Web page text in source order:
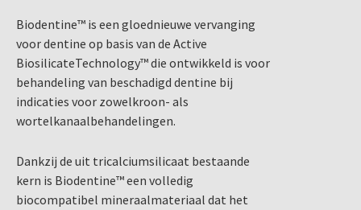
Biodentine™ is een gloednieuwe vervanging
voor dentine op basis van de Active
BiosilicateTechnology™ die ontwikkeld is voor
behandeling van beschadigd dentine bij
indicaties voor zowelkroon- als
wortelkanaalbehandelingen.
Dankzij de uit tricalciumsilicaat bestaande
kern is Biodentine™ een volledig
biocompatibel mineraalmateriaal dat het